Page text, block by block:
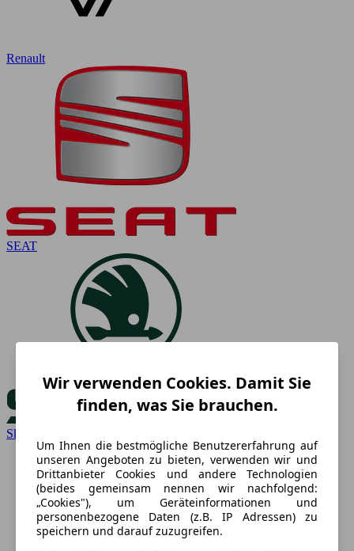
Renault
SEAT
Skoda
Wir verwenden Cookies. Damit Sie
finden, was Sie brauchen.
Um Ihnen die bestmögliche Benutzererfahrung auf
unseren Angeboten zu bieten, verwenden wir und
Drittanbieter Cookies und andere Technologien
(beides gemeinsam nennen wir nachfolgend:
„Cookies"), um Geräteinformationen und
personenbezogene Daten (z.B. IP Adressen) zu
speichern und darauf zuzugreifen.